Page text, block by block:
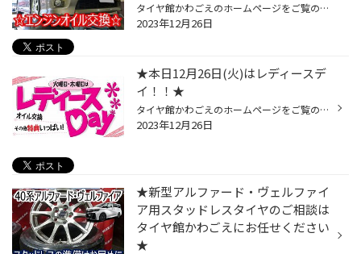
タイヤ館かわごえのホームページをご覧の皆様 こんにちは・こんばんは！ いつもご覧いただきありがとうございます！！ 本日はトヨタ・アイシスのエンジンオイル交換をご紹介です。 （投稿の最後にお得な情報もございます♪） 今回のエンジンオイル交換はドレンボルトを取り外して下抜きしました。 オ...
2023年12月26日
★本日12月26日(火)はレディースデ
イ！！★
タイヤ館かわごえのホームページをご覧の皆様 こんにちは・こんばんは！ ご覧いただき誠にありがとうございます！！ 毎週、火曜日と、木曜日は、レディースデイを開催しております。 女性の方ご来店で、オイル交換が通常価格よりお求めやすくなり、男性の方ご来店でも、女性の方と同伴であれば、レ...
2023年12月26日
★新型アルファード・ヴェルファイ
ア用スタッドレスタイヤのご相談は
タイヤ館かわごえにお任せください
★